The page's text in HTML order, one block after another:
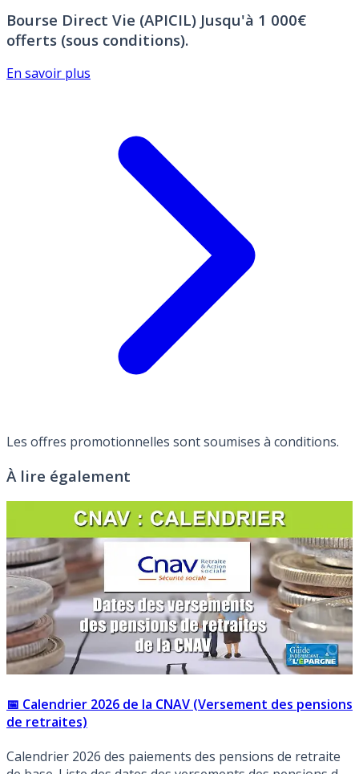
Bourse Direct Vie (APICIL) Jusqu'à 1 000€
offerts (sous conditions).
En savoir plus
Les offres promotionnelles sont soumises à conditions.
À lire également
📅 Calendrier 2026 de la CNAV (Versement des pensions
de retraites)
Calendrier 2026 des paiements des pensions de retraite